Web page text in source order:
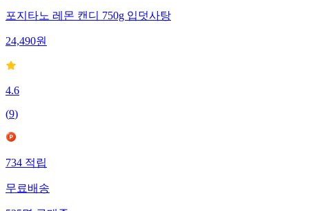
포지타노 레몬 캔디 750g 입덧사탕
24,490원
4.6
(9)
734적립
무료배송